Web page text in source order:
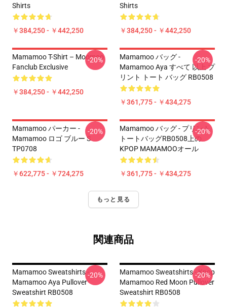
Shirts
￥384,250 - ￥442,250
Shirts
￥384,250 - ￥442,250
Mamamoo T-Shirt – Moomoo
Fanclub Exclusive
￥384,250 - ￥442,250
-20%
Mamamoo バッグ -
Mamamoo Aya すべて 以上 プ
リント トート バッグ RB0508
￥361,775 - ￥434,275
-20%
Mamamoo パーカー -
Mamamoo ロゴ ブルー S
TP0708
￥622,775 - ￥724,275
-20%
Mamamoo バッグ - プリント
トートバッグRB0508上の
KPOP MAMAMOOオール
￥361,775 - ￥434,275
-20%
もっと見る
関連商品
Mamamoo Sweatshirts -
Mamamoo Aya Pullover
Sweatshirt RB0508
-20%
Mamamoo Sweatshirts - Kpop
Mamamoo Red Moon Pullover
Sweatshirt RB0508
-20%